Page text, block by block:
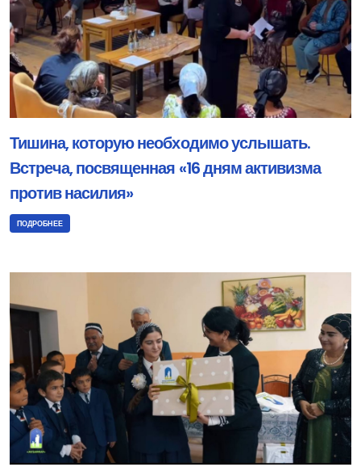
Тишина, которую необходимо услышать.
Встреча, посвященная «16 дням активизма
против насилия»
ПОДРОБНЕЕ